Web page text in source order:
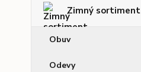
Zimný sortiment
Obuv
Odevy